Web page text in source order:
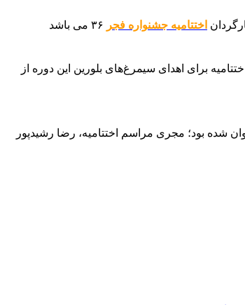
اختتامیه جشنواره فجر
برگزاری اختتامیه برای اهدای سیمرغ‌های بلورین این دوره از
شده بود؛ مجری مراسم اختتامیه، رضا رشیدپور